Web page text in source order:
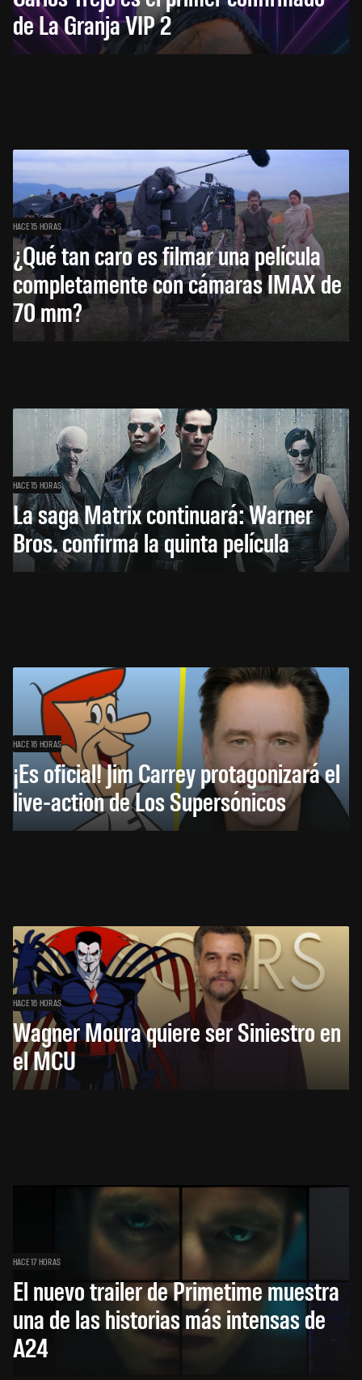
de La Granja VIP 2
HACE 15 HORAS
¿Qué tan caro es filmar una película
completamente con cámaras IMAX de
70 mm?
HACE 15 HORAS
La saga Matrix continuará: Warner
Bros. confirma la quinta película
HACE 16 HORAS
¡Es oficial! Jim Carrey protagonizará el
live-action de Los Supersónicos
HACE 16 HORAS
Wagner Moura quiere ser Siniestro en
el MCU
HACE 17 HORAS
El nuevo trailer de Primetime muestra
una de las historias más intensas de
A24